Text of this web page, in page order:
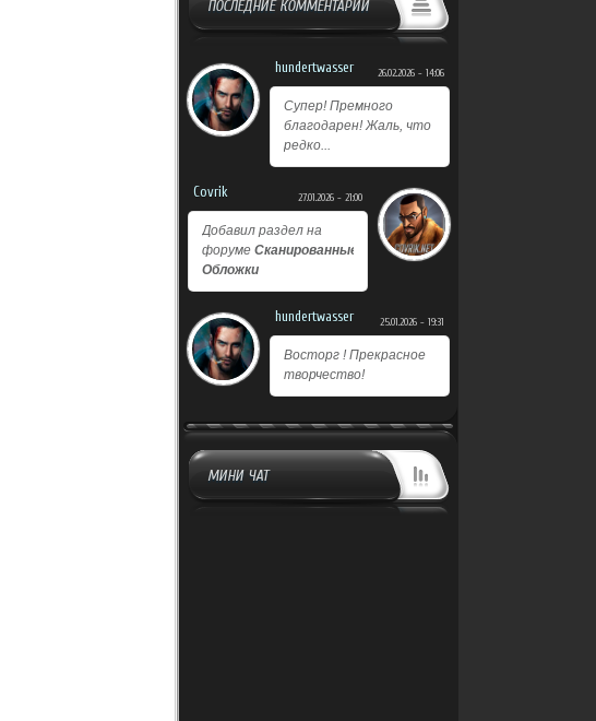
ПОСЛЕДНИЕ КОММЕНТАРИИ
hundertwasser 26.02.2026 - 14:06
Супер! Премного
благодарен! Жаль, что
редко...
Covrik 27.01.2026 - 21:00
Добавил раздел на
форуме Сканированные
Обложки
hundertwasser 25.01.2026 - 19:31
Восторг ! Прекрасное
творчество!
МИНИ ЧАТ